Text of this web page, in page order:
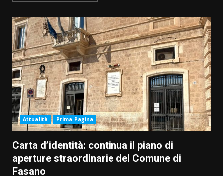
Attualità Prima Pagina
Carta d’identità: continua il piano di
aperture straordinarie del Comune di
Fasano